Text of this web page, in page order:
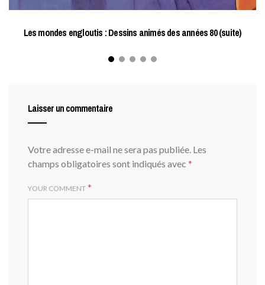
Les mondes engloutis : Dessins animés des années 80 (suite)
Laisser un commentaire
Votre adresse e-mail ne sera pas publiée. Les
champs obligatoires sont indiqués avec *
YOUR COMMENT *